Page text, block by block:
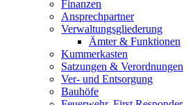
Finanzen
Ansprechpartner
Verwaltungsgliederung
Ämter & Funktionen
Kummerkasten
Satzungen & Verordnungen
Ver- und Entsorgung
Bauhöfe